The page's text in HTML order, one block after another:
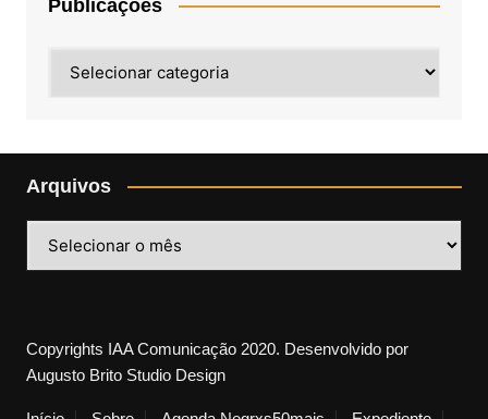
Publicações
Arquivos
Copyrights IAA Comunicação 2020. Desenvolvido por
Augusto Brito Studio Design